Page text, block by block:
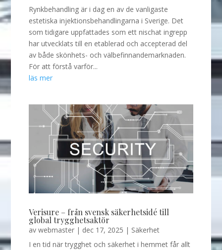
Rynkbehandling är i dag en av de vanligaste
estetiska injektionsbehandlingarna i Sverige. Det
som tidigare uppfattades som ett nischat ingrepp
har utvecklats till en etablerad och accepterad del
av både skönhets- och välbefinnandemarknaden.
För att förstå varför...
läs mer
Verisure – från svensk säkerhetsidé till
global trygghetsaktör
avwebmaster | dec 17, 2025 | Säkerhet
I en tid när trygghet och säkerhet i hemmet får allt